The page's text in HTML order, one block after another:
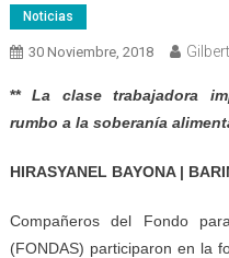
Noticias
30 Noviembre, 2018
**La clase trabajadora
rumbo a la soberanía
HIRASYANEL BAYONA |
Compañeros del Fondo
(FONDAS) participaron en la